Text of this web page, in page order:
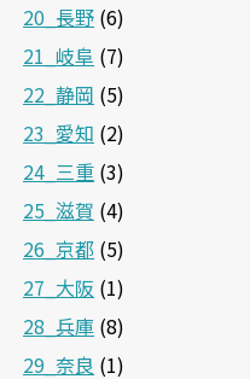
20_長野 (6)
21_岐阜 (7)
22_静岡 (5)
23_愛知 (2)
24_三重 (3)
25_滋賀 (4)
26_京都 (5)
27_大阪 (1)
28_兵庫 (8)
29_奈良 (1)